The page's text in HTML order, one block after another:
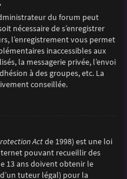
du forum peut
nécessaire de s’enregistrer
l’enregistrement vous permet
inaccessibles aux
la messagerie privée, l’envoi
à des groupes, etc. La
conseillée.
Actde 1998) est une loi
pouvant recueillir des
13 ans doivent obtenir le
tuteur légal) pour la